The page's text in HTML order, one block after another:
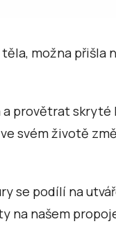
možna
provětrat
svém životě
se podílí na
na našem